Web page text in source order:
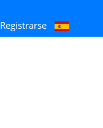
Registrarse